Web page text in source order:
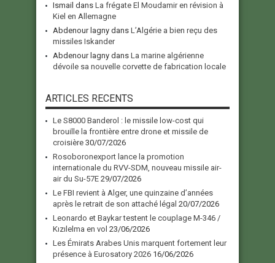
Ismail dans La frégate El Moudamir en révision à
Kiel en Allemagne
Abdenour lagny dans L’Algérie a bien reçu des
missiles Iskander
Abdenour lagny dans La marine algérienne
dévoile sa nouvelle corvette de fabrication locale
ARTICLES RECENTS
Le S8000 Banderol : le missile low-cost qui
brouille la frontière entre drone et missile de
croisière 30/07/2026
Rosoboronexport lance la promotion
internationale du RVV-SDM, nouveau missile air-
air du Su-57E 29/07/2026
Le FBI revient à Alger, une quinzaine d’années
après le retrait de son attaché légal 20/07/2026
Leonardo et Baykar testent le couplage M-346 /
Kızılelma en vol 23/06/2026
Les Émirats Arabes Unis marquent fortement leur
présence à Eurosatory 2026 16/06/2026